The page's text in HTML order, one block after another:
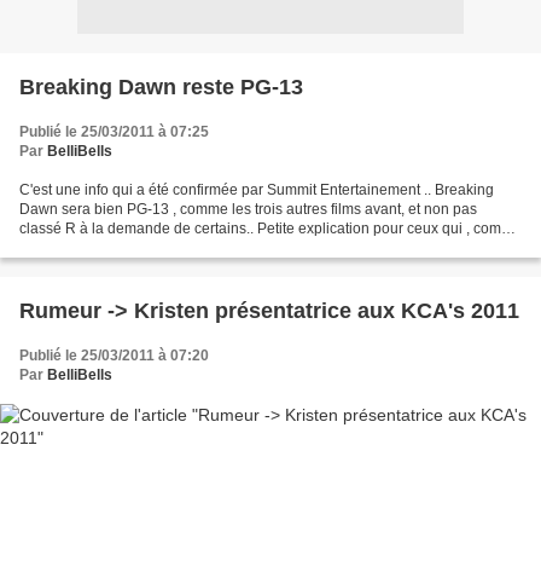
Breaking Dawn reste PG-13
Publié le 25/03/2011 à 07:25
Par BelliBells
C'est une info qui a été confirmée par Summit Entertainement .. Breaking
Dawn sera bien PG-13 , comme les trois autres films avant, et non pas
classé R à la demande de certains.. Petite explication pour ceux qui , comme
Rumeur -> Kristen présentatrice aux KCA's 2011
Publié le 25/03/2011 à 07:20
Par BelliBells